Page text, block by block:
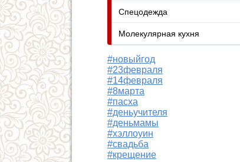
Спецодежда
Молекулярная кухня
#новыйгод
#23февраля
#14февраля
#8марта
#пасха
#деньучителя
#деньмамы
#хэллоуин
#свадьба
#крещение